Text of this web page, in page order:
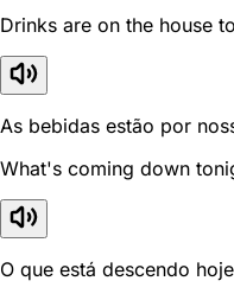
Drinks are on the house
As bebidas estão por
What's coming down
O que está descendo